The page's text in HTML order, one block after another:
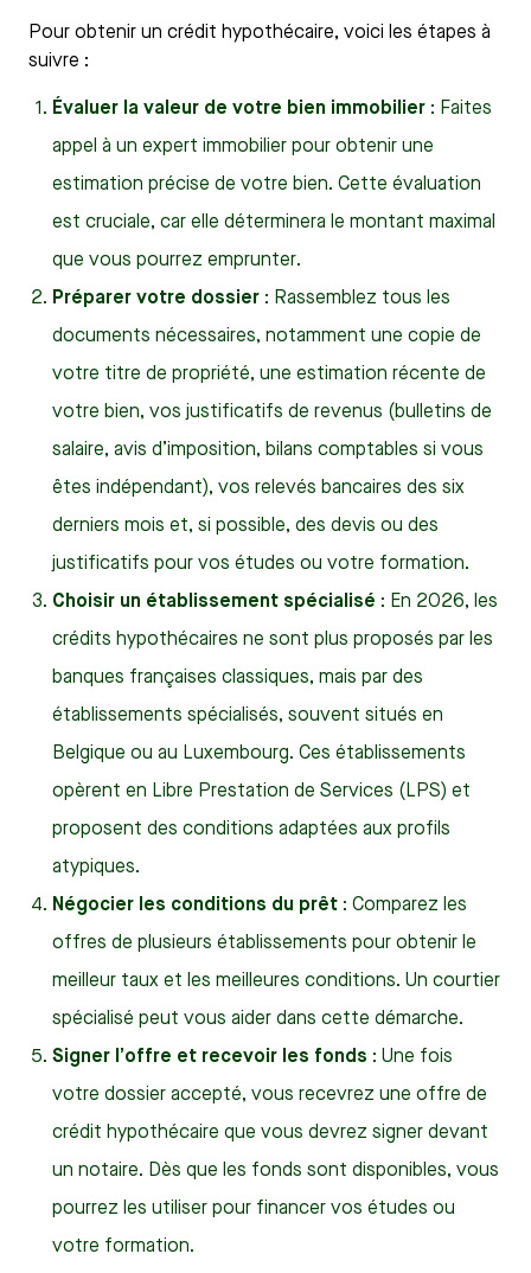
Pour obtenir un crédit hypothécaire, voici les étapes à
suivre :
Évaluer la valeur de votre bien immobilier : Faites
appel à un expert immobilier pour obtenir une
estimation précise de votre bien. Cette évaluation
est cruciale, car elle déterminera le montant maximal
que vous pourrez emprunter.
Préparer votre dossier : Rassemblez tous les
documents nécessaires, notamment une copie de
votre titre de propriété, une estimation récente de
votre bien, vos justificatifs de revenus (bulletins de
salaire, avis d’imposition, bilans comptables si vous
êtes indépendant), vos relevés bancaires des six
derniers mois et, si possible, des devis ou des
justificatifs pour vos études ou votre formation.
Choisir un établissement spécialisé : En 2026, les
crédits hypothécaires ne sont plus proposés par les
banques françaises classiques, mais par des
établissements spécialisés, souvent situés en
Belgique ou au Luxembourg. Ces établissements
opèrent en Libre Prestation de Services (LPS) et
proposent des conditions adaptées aux profils
atypiques.
Négocier les conditions du prêt : Comparez les
offres de plusieurs établissements pour obtenir le
meilleur taux et les meilleures conditions. Un courtier
spécialisé peut vous aider dans cette démarche.
Signer l’offre et recevoir les fonds : Une fois
votre dossier accepté, vous recevrez une offre de
crédit hypothécaire que vous devrez signer devant
un notaire. Dès que les fonds sont disponibles, vous
pourrez les utiliser pour financer vos études ou
votre formation.